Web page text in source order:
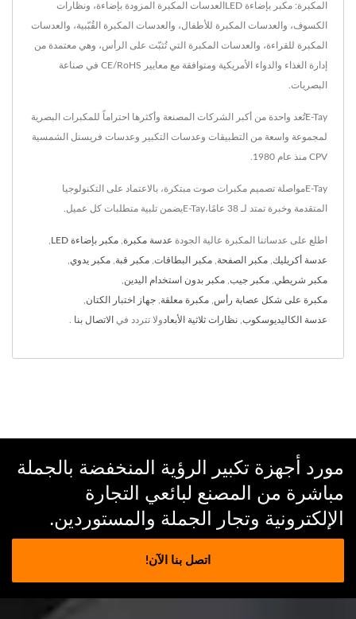
المكبرة: مكبر بإضاءة LEDالعدسات المكبرة المزودة بإضاءة، ونظارات
الكسوف، والعدسات المكبرة للأطفال، والعدسات المكبرة القُبّبية، والعدسات
المكبرة للقراءة، والعدسات المكبرة التي تُثبّت على الرأس، وهي معتمدة من
إدارة الغذاء والدواء الأمريكية ومتوافقة مع معايير CE/RoHS في صناعة
البصريات.
E-Tayتُعد واحدة من أكبر الشركات المصنعة وأكثرها احتراماً للمكبرات البصرية
لمجموعة واسعة من التطبيقات وعدسات التكبير وعدسات فريسنل الشمسية
CPV منذ عام 1980.
E-Tayمواصلة تصميم مكبرات صوت مبتكرة، بالاعتماد على التكنولوجيا
المتقدمة وخبرة تمتد لـ 38 عامًا،E-Tayيضمن تلبية متطلبات كل عميل.
اطلع على عدساتنا المكبرة عالية الجودة عدسة مكبرة مكبر بإضاءة LED
عدسة أكريليك مكبر الصفحة مكبر البطاقات مكبر قبة مكبر يدوي
مكبر شريطي مكبر جيب مكبر بدون استخدام اليدين
مكبرة على شكل عصابة رأس مكبرة معلقة جهاز اختبار الكتان
عدسة الكاليديوسكوب نظارات ثلاثية الأبعاد ولا تتردد في الاتصال بنا
مورد أجهزة تكبير الرؤية المنخفضة بالجملة
مباشرة من المصنع لبائعي التجارة
الإلكترونية وتجار الجملة والمستوردين.
اتصل بنا الآن!